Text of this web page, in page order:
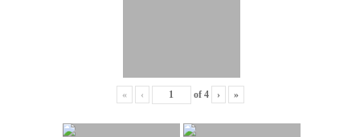
« ‹ of 4 › »